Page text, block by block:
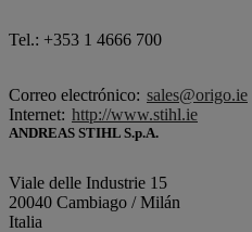
Tel.: +353 1 4666 700
Correo electrónico: sales@origo.ie
Internet: http://www.stihl.ie
ANDREAS STIHL S.p.A.
Viale delle Industrie 15
20040 Cambiago / Milán
Italia